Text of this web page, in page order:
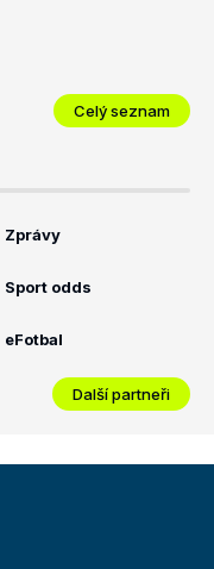
Celý seznam
Zprávy
Sport odds
eFotbal
Další partneři